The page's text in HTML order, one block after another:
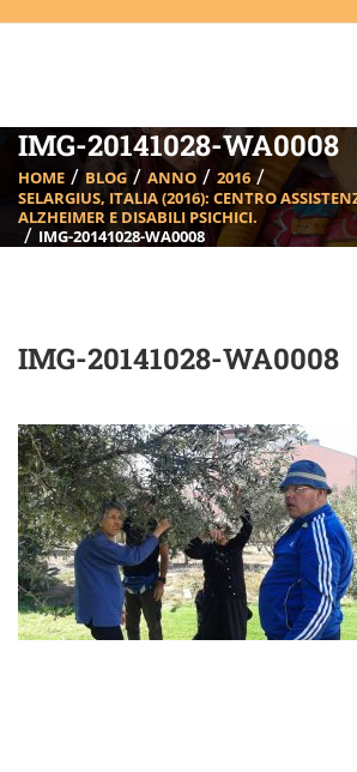
IMG-20141028-WA0008
HOME BLOG ANNO
2016
SELARGIUS, ITALIA (2016): CENTRO
ALZHEIMER E DISABILI PSICHICI.
IMG-20141028-WA0008
IMG-20141028-WA0008